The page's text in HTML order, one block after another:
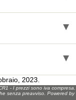
2023.
senza preavviso. Powered by